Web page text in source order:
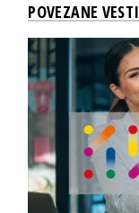
POVEZANE VESTI